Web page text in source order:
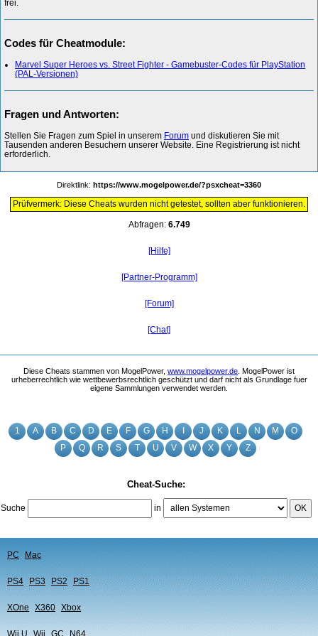
1 A B C D E F G H J K L N M
O
P
Q R S T U V W X Y Z
Cheat-Suche:
Suche in OK
PC Mac
PS4 PS3 PS2 PS1
XOne X360 Xbox
Wii U Wii GC N64
frei.
Codes für Cheatmodule:
Marvel Super Heroes vs. Street Fighter - Gamebuster-Codes für PlayStation
(PAL-Versionen)
Fragen und Antworten:
Stellen Sie Fragen zum Spiel in unserem Forum und diskutieren Sie mit
Tausenden anderen Besuchern unserer Website. Eine Registrierung ist nicht
erforderlich.
Direktlink: https://www.mogelpower.de/?psxcheat=3360
Prüfvermerk: Diese Cheats wurden nicht getestet, sollten aber funktionieren.
Abfragen: 6.749
[Hilfe]
[Partner-Programm]
[Forum]
[Chat]
Diese Cheats stammen von MogelPower, www.mogelpower.de . MogelPower ist
urheberrechtlich wie wettbewerbsrechtlich geschützt und darf nicht als Grundlage fuer
eigene Sammlungen verwendet werden.